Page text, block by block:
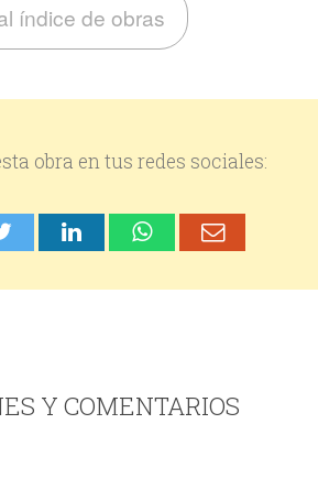
índice de obras
obra en tus redes sociales:
Y COMENTARIOS